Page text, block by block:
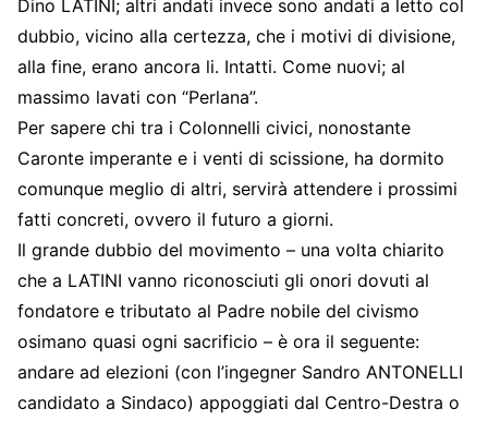
Dino LATINI; altri andati invece sono andati a letto col
dubbio, vicino alla certezza, che i motivi di divisione,
alla fine, erano ancora li. Intatti. Come nuovi; al
massimo lavati con “Perlana”.
Per sapere chi tra i Colonnelli civici, nonostante
Caronte imperante e i venti di scissione, ha dormito
comunque meglio di altri, servirà attendere i prossimi
fatti concreti, ovvero il futuro a giorni.
Il grande dubbio del movimento – una volta chiarito
che a LATINI vanno riconosciuti gli onori dovuti al
fondatore e tributato al Padre nobile del civismo
osimano quasi ogni sacrificio – è ora il seguente:
andare ad elezioni (con l’ingegner Sandro ANTONELLI
candidato a Sindaco) appoggiati dal Centro-Destra o